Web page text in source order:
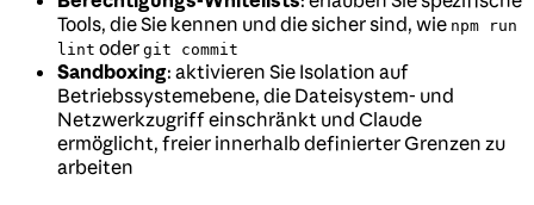
Tools, die Sie kennen und die sicher sind, wie npm run
lint oder git commit
Sandboxing: aktivieren Sie Isolation auf
Betriebssystemebene, die Dateisystem- und
Netzwerkzugriff einschränkt und Claude
ermöglicht, freier innerhalb definierter Grenzen zu
arbeiten